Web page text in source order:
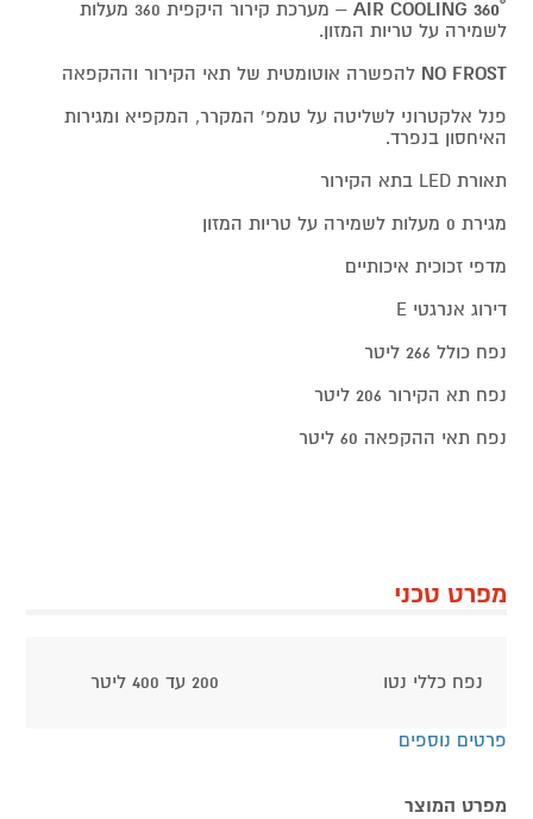
˚AIR COOLING 360
– מערכת קירור היקפית 360 מעלות
לשמירה על טריות המזון.
NO FROST להפשרה אוטומטית של תאי הקירור וההקפאה
פנל אלקטרוני לשליטה על טמפ' המקרר, המקפיא ומגירות
האיחסון בנפרד.
תאורת LED בתא הקירור
מגירת 0 מעלות לשמירה על טריות המזון
מדפי זכוכית איכותיים
דירוג אנרגטי E
נפח כולל 266 ליטר
נפח תא הקירור 206 ליטר
נפח תאי ההקפאה 60 ליטר
מפרט טכני
נפח כללי נטו 200 עד 400 ליטר
פרטים נוספים
מפרט המוצר